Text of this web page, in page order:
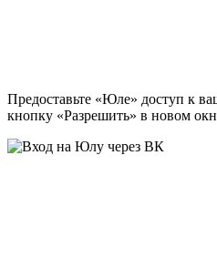
Предоставьте «Юле» доступ к
кнопку «Разрешить» в новом